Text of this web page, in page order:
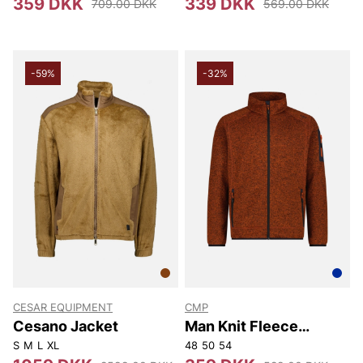
709.00 DKK 569.00 DKK
-59%
CESAR EQUIPMENT
Cesano Jacket
S M L XL
-32%
CMP
Man Knit Fleece
Jacket.
48 50 54